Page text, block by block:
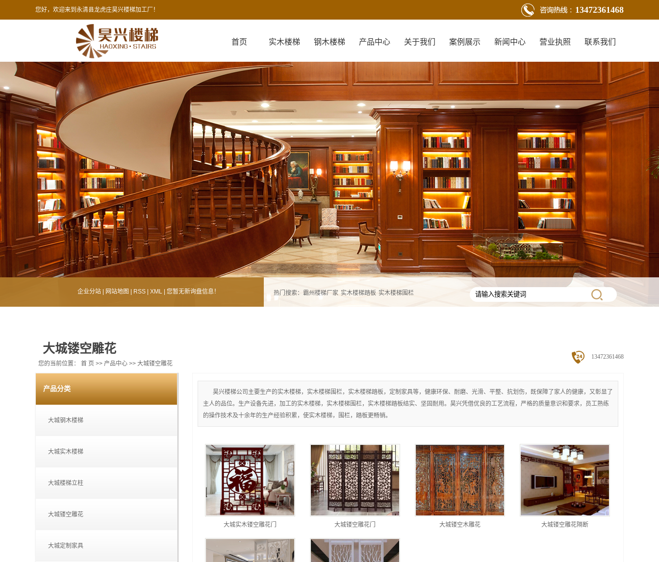
您好，欢迎来到永清县龙虎庄昊兴楼梯加工厂！ 13472361468
首页 实木楼梯 钢木楼梯 产品中心 关于我们 案例展示 新闻中心
技术知识
营业执照 联系我们
企业分站| 网站地图 RSS| XML| 您暂无新询盘信息！ 热门搜索： 霸州楼梯厂家 实木楼梯踏板 实木楼梯围栏
大城镂空雕花
您的当前位置： 首 页 >> 产品中心 >> 大城镂空雕花
产品分类
大城钢木楼梯
大城实木楼梯
大城楼梯立柱
大城镂空雕花
大城定制家具
13472361468
昊兴楼梯公司主要生产的实木楼梯，实木楼梯围栏，实木楼梯踏板，定制家具等，健康环保、耐磨、光滑、平整、抗划伤，既保障了家人的健康，又彰显了
主人的品位。生产设备先进，加工的实木楼梯，实木楼梯围栏，实木楼梯踏板结实、坚固耐用。昊兴凭借优良的工艺流程，严格的质量意识和要求，员工熟练
的操作技术及十余年的生产经验积累，使实木楼梯，围栏，踏板更畅销。
大城实木镂空雕花门 大城镂空雕花门 大城镂空木雕花 大城镂空雕花隔断